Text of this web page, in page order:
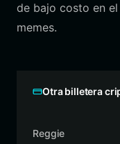
de bajo costo en
memes.
Otra billetera
Reggie